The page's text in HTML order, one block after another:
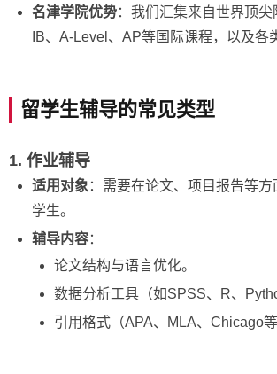
名津学院优势：我们汇集来自世界顶尖
IB、A-Level、AP等国际课程，以及各
留学生辅导的常见类型
1. 作业辅导
适用对象 ：需要在论文、项目报告等
学生。
辅导内容：
论文结构与语言优化。
数据分析工具（如SPSS、R、
引用格式（APA、MLA、Chicago等